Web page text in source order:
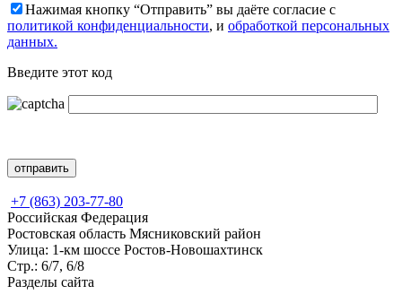
Нажимая кнопку “Отправить” вы даёте согласие с
политикой конфиденциальности, и обработкой персональных
данных.
Введите этот код
+7 (863) 203-77-80
Российская Федерация
Ростовская область Мясниковский район
Улица: 1-км шоссе Ростов-Новошахтинск
Стр.: 6/7, 6/8
Разделы сайта